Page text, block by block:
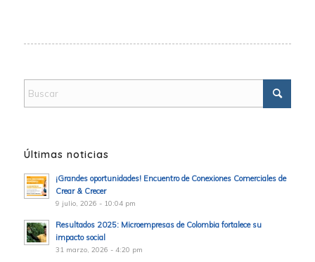
Últimas noticias
¡Grandes oportunidades! Encuentro de Conexiones Comerciales de
Crear & Crecer
9 julio, 2026 - 10:04 pm
Resultados 2025: Microempresas de Colombia fortalece su
impacto social
31 marzo, 2026 - 4:20 pm